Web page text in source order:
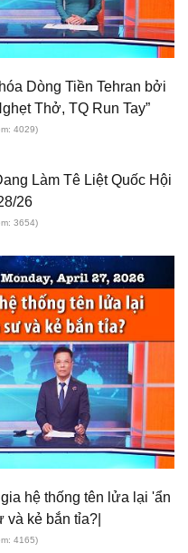
Dòng Tiền Tehran bởi
Thở, TQ Run Tay”
4029)
Làm Tê Liệt Quốc Hội
26
3654)
hệ thống tên lửa lại 'ẩn
kẻ bắn tỉa?|
4165)